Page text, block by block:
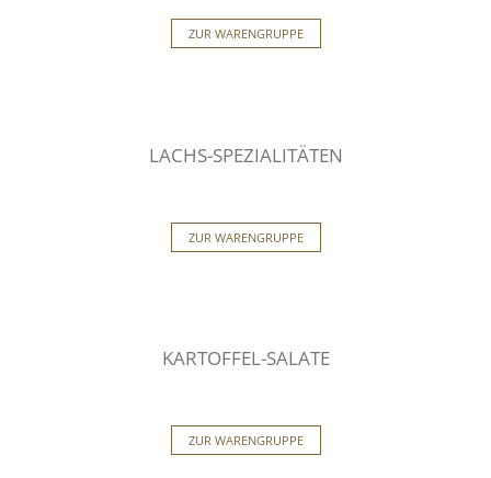
ZUR WARENGRUPPE
LACHS-SPEZIALITÄTEN
ZUR WARENGRUPPE
KARTOFFEL-SALATE
ZUR WARENGRUPPE